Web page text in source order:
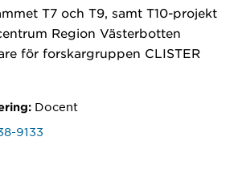
T7 och T9, samt T10-projekt
Region Västerbotten
för forskargruppen CLISTER
Docent
9133